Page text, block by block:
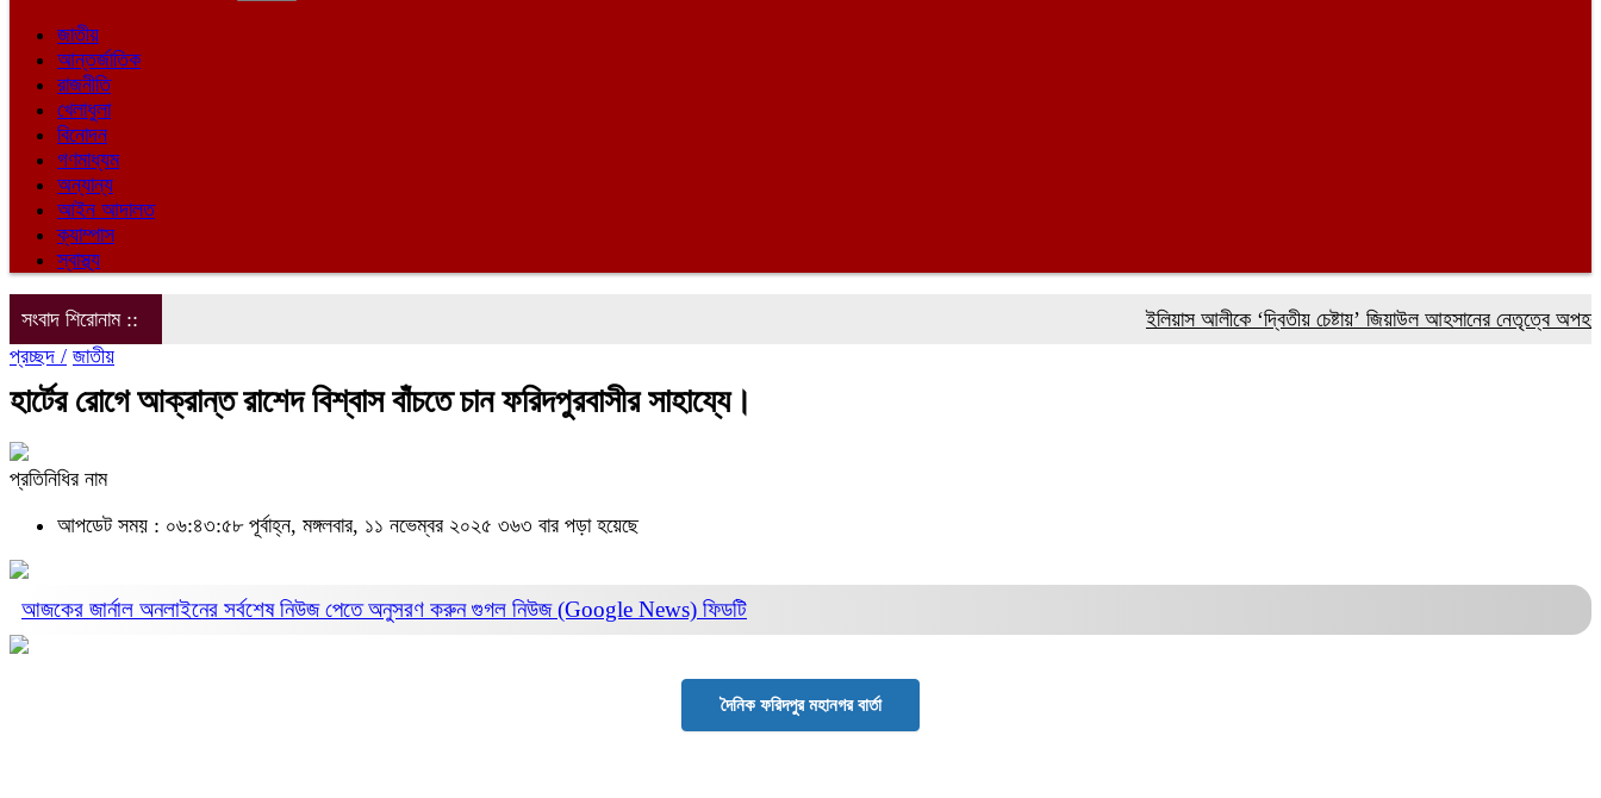
জাতীয়
আন্তর্জাতিক
রাজনীতি
খেলাধুলা
বিনোদন
গণমাধ্যম
অন্যান্য
আইন আদালত
ক্যাম্পাস
স্বাস্থ্য
সংবাদ শিরোনাম ::
ইলিয়াস আলীকে ‘দ্বিতীয় চেষ্টায়’ জিয়াউল আহসানের নেতৃত্বে অপহরণ:
প্রচ্ছদ / জাতীয়
হার্টের রোগে আক্রান্ত রাশেদ বিশ্বাস বাঁচতে চান ফরিদপুরবাসীর সাহায্যে।
প্রতিনিধির নাম
আপডেট সময় : ০৬:৪৩:৫৮ পূর্বাহ্ন, মঙ্গলবার, ১১ নভেম্বর ২০২৫ ৩৬৩ বার পড়া হয়েছে
আজকের জার্নাল অনলাইনের সর্বশেষ নিউজ পেতে অনুসরণ করুনগুগল নিউজ (Google News) ফিডটি
দৈনিক ফরিদপুর মহানগর বার্তা